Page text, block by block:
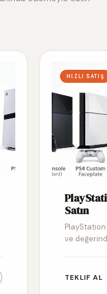
HIZLI SATIŞ
Satın
PlayStation
ve
TEKLIF AL